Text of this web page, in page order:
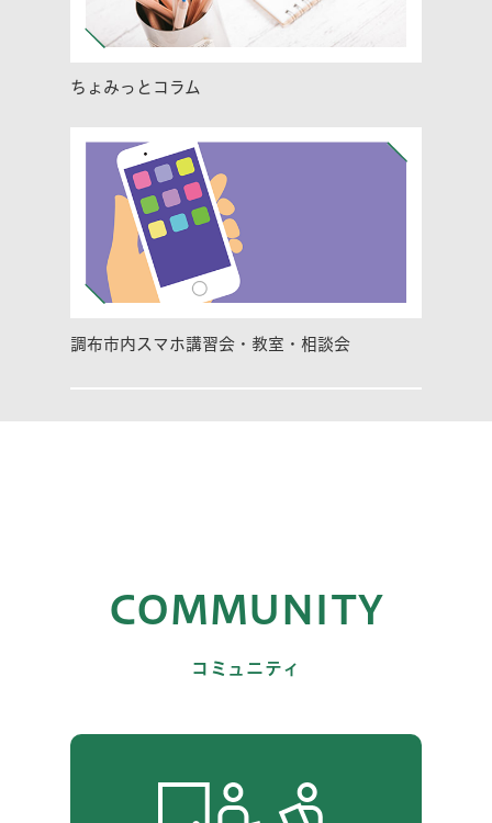
ちょみっとコラム
調布市内スマホ講習会・教室・相談会
COMMUNITY
コミュニティ